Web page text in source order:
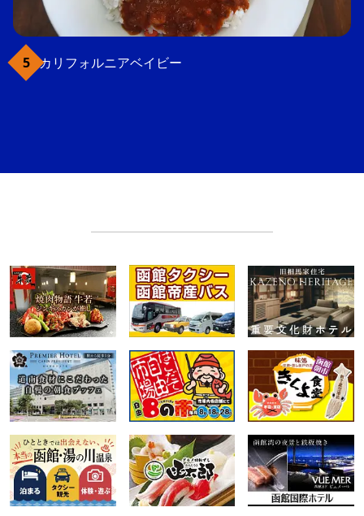
カリフォルニアベイビー